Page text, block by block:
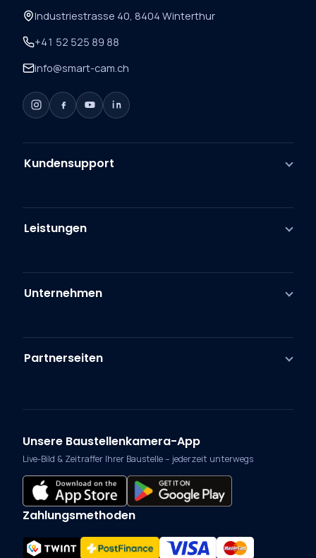
Industriestrasse 40, 8404 Winterthur
+41 52 525 89 88
info@smart-cam.ch
Kundensupport
Leistungen
Unternehmen
Partnerseiten
Unsere Baustellenkamera-App
Live-Bild & Zeitraffer Ihrer Baustelle – jederzeit unterwegs
Zahlungsmethoden